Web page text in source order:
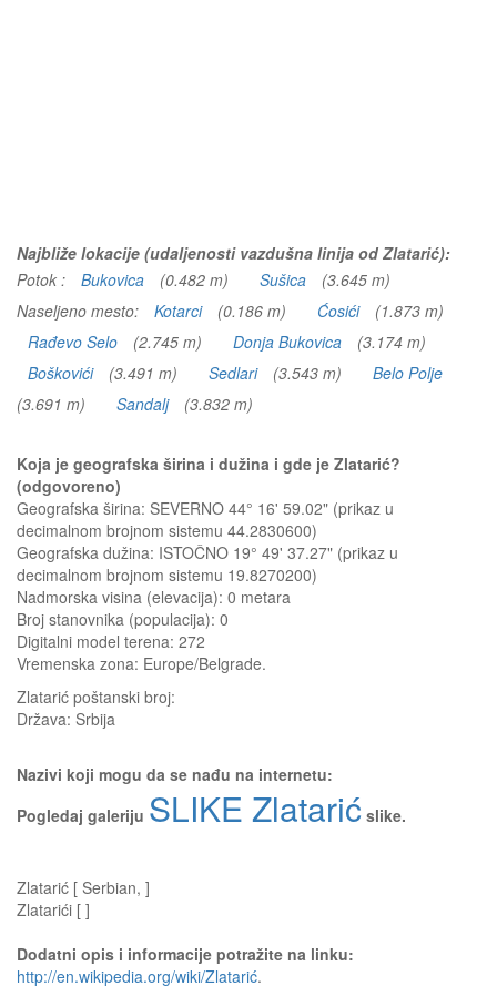
Najbliže lokacije (udaljenosti vazdušna linija od Zlatarić):
Potok :
Bukovica (0.482 m) Sušica
(3.645 m)
Naseljeno mesto:
Kotarci (0.186 m) Ćosići
(1.873 m)
Rađevo Selo
(2.745 m) Donja Bukovica
(3.174 m)
Boškovići
(3.491 m) Sedlari (3.543 m)
Belo Polje
(3.691 m)
Sandalj (3.832 m)
Koja je geografska širina i dužina i gde je Zlatarić?
(odgovoreno)
Geografska širina: SEVERNO 44° 16' 59.02" (prikaz u
decimalnom brojnom sistemu 44.2830600)
Geografska dužina: ISTOČNO 19° 49' 37.27" (prikaz u
decimalnom brojnom sistemu 19.8270200)
Nadmorska visina (elevacija): 0 metara
Broj stanovnika (populacija): 0
Digitalni model terena: 272
Vremenska zona: Europe/Belgrade.
Zlatarić poštanski broj:
Država: Srbija
Nazivi koji mogu da se nađu na internetu:
Pogledaj galeriju SLIKE Zlatarić slike.
Zlatarić [ Serbian, ]
Zlatarići [ ]
Dodatni opis i informacije potražite na linku:
http://en.wikipedia.org/wiki/Zlatarić.